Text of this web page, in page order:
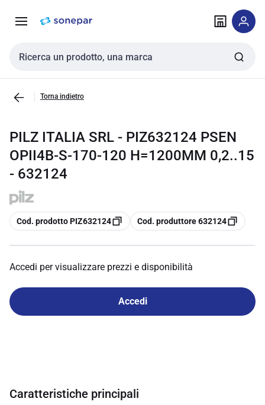
navigazione alla
Cerca input
Torna indietro
PILZ ITALIA SRL - PIZ632124 PSEN
OPII4B-S-170-120 H=1200MM 0,2..15
- 632124
copia
Cod. prodotto PIZ632124 copia
Cod. produttore 632124
Accedi per visualizzare prezzi e disponibilità
Accedi
Caratteristiche principali